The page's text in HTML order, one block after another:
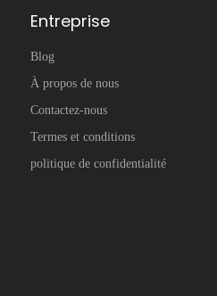
Entreprise
Blog
À propos de nous
Contactez-nous
Termes et conditions
politique de confidentialité